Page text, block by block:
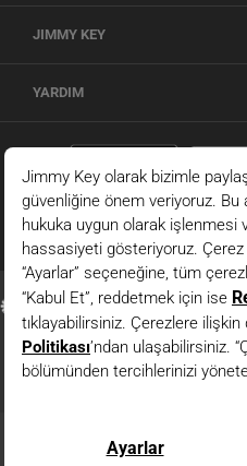
JIMMY KEY
YARDIM
© 2026 - JIMMY KEY |
JIMMY KEY ’in resmi internet sitesidir.